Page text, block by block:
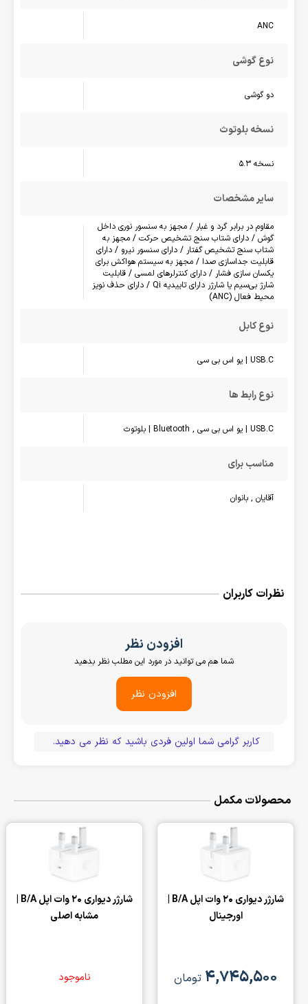
ANC
نوع گوشی
دو گوشی
نسخه بلوتوث
نسخه 5.3
سایر مشخصات
مقاوم در برابر گرد و غبار / مجهز به سنسور نوری داخل
گوش / دارای شتاب سنج تشخیص حرکت / مجهز به
شتاب سنج تشخیص گفتار / دارای سنسور نیرو / دارای
قابلیت جداسازی صدا / مجهز به سیستم هواکش برای
یکسان سازی فشار / دارای کنترلرهای لمسی / قابلیت
شارژ بی‌سیم یا شارژر دارای تاییدیه Qi / دارای حذف نویز
محیط فعال (ANC)
نوع کابل
USB.C | یو اس بی سی
نوع رابط ها
USB.C | یو اس بی سی , Bluetooth | بلوتوث
مناسب برای
آقایان , بانوان
نظرات کاربران
افزودن نظر
شما هم می توانید در مورد این مطلب نظر بدهید
افزودن نظر
کاربر گرامی شما اولین فردی باشید که نظر می دهید.
محصولات مکمل
شارژر دیواری 20 وات اپل B/A |
مشابه اصلی
ناموجود
شارژر دیواری 66 وات داریا DA-
P66E05
۱,۶۷۹,۹۰۰